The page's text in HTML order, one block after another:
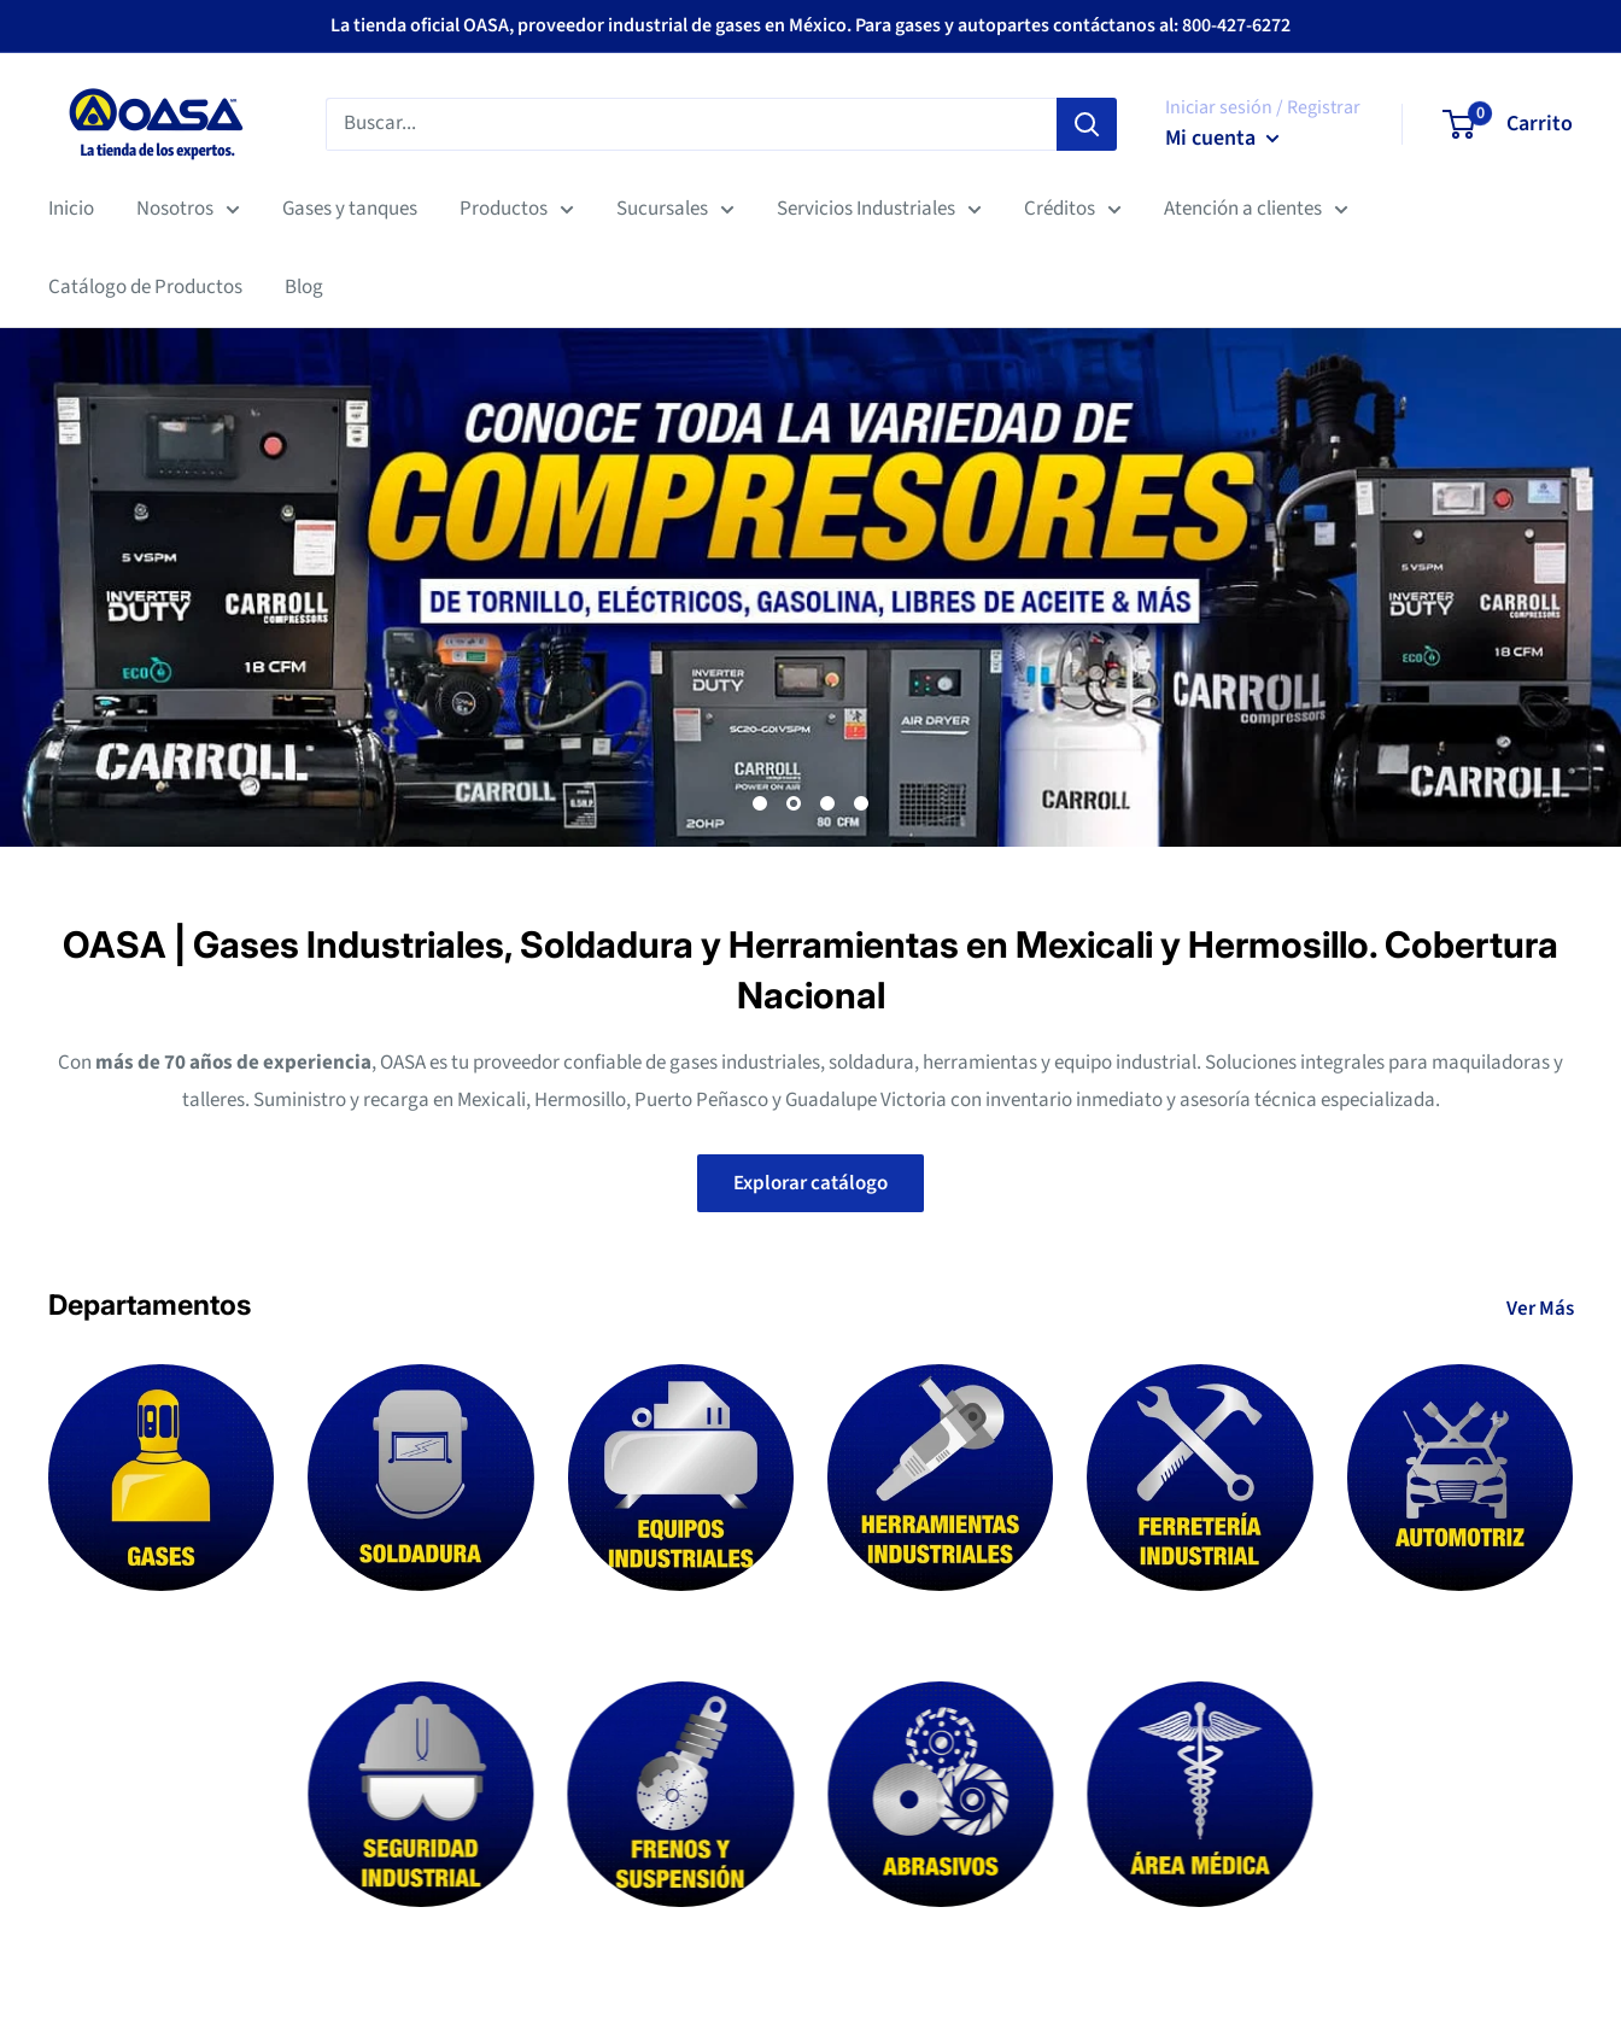
directamente
contenido
La tienda oficial OASA, proveedor industrial de gases en México. Para gases y autopartes contáctanos al: 800-427-6272
OASA Iniciar sesión / Registrar
Mi cuenta
0 Carrito
Inicio Nosotros Gases y tanques Productos Sucursales Servicios Industriales Créditos Atención a clientes
Catálogo de Productos Blog
Gran variedad de Compresores a los mejores precios solo los encontraras en La Tienda de
los Expertos.
Compresores de tornillo
Compresores eléctricos
Compresores de gasolina
Compresores libres de aceite
OASA | Gases Industriales, Soldadura y Herramientas en Mexicali y Hermosillo. Cobertura
Nacional
Con más de 70 años de experiencia, OASA es tu proveedor confiable de gases industriales, soldadura, herramientas y equipo industrial. Soluciones integrales para maquiladoras y
talleres. Suministro y recarga en Mexicali, Hermosillo, Puerto Peñasco y Guadalupe Victoria con inventario inmediato y asesoría técnica especializada.
Explorar catálogo
Departamentos Ver Más